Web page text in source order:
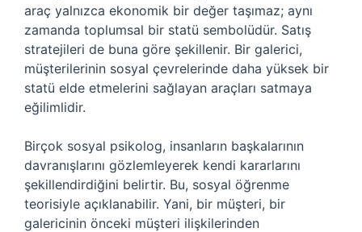
araç yalnızca ekonomik bir değer taşımaz; aynı
zamanda toplumsal bir statü sembolüdür. Satış
stratejileri de buna göre şekillenir. Bir galerici,
müşterilerinin sosyal çevrelerinde daha yüksek bir
statü elde etmelerini sağlayan araçları satmaya
eğilimlidir.
Birçok sosyal psikolog, insanların başkalarının
davranışlarını gözlemleyerek kendi kararlarını
şekillendirdiğini belirtir. Bu, sosyal öğrenme
teorisiyle açıklanabilir. Yani, bir müşteri, bir
galericinin önceki müşteri ilişkilerinden